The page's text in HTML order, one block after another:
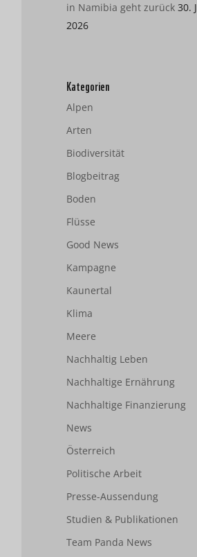
in Namibia geht zurück 30.
2026
Kategorien
Alpen
Arten
Biodiversität
Blogbeitrag
Boden
Flüsse
Good News
Kampagne
Kaunertal
Klima
Meere
Nachhaltig Leben
Nachhaltige Ernährung
Nachhaltige Finanzierung
News
Österreich
Politische Arbeit
Presse-Aussendung
Studien & Publikationen
Team Panda News